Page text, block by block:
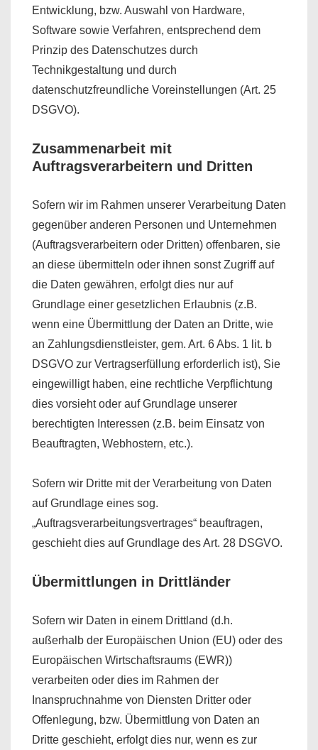
Entwicklung, bzw. Auswahl von Hardware,
Software sowie Verfahren, entsprechend dem
Prinzip des Datenschutzes durch
Technikgestaltung und durch
datenschutzfreundliche Voreinstellungen (Art. 25
DSGVO).
Zusammenarbeit mit
Auftragsverarbeitern und Dritten
Sofern wir im Rahmen unserer Verarbeitung Daten
gegenüber anderen Personen und Unternehmen
(Auftragsverarbeitern oder Dritten) offenbaren, sie
an diese übermitteln oder ihnen sonst Zugriff auf
die Daten gewähren, erfolgt dies nur auf
Grundlage einer gesetzlichen Erlaubnis (z.B.
wenn eine Übermittlung der Daten an Dritte, wie
an Zahlungsdienstleister, gem. Art. 6 Abs. 1 lit. b
DSGVO zur Vertragserfüllung erforderlich ist), Sie
eingewilligt haben, eine rechtliche Verpflichtung
dies vorsieht oder auf Grundlage unserer
berechtigten Interessen (z.B. beim Einsatz von
Beauftragten, Webhostern, etc.).
Sofern wir Dritte mit der Verarbeitung von Daten
auf Grundlage eines sog.
„Auftragsverarbeitungsvertrages“ beauftragen,
geschieht dies auf Grundlage des Art. 28 DSGVO.
Übermittlungen in Drittländer
Sofern wir Daten in einem Drittland (d.h.
außerhalb der Europäischen Union (EU) oder des
Europäischen Wirtschaftsraums (EWR))
verarbeiten oder dies im Rahmen der
Inanspruchnahme von Diensten Dritter oder
Offenlegung, bzw. Übermittlung von Daten an
Dritte geschieht, erfolgt dies nur, wenn es zur